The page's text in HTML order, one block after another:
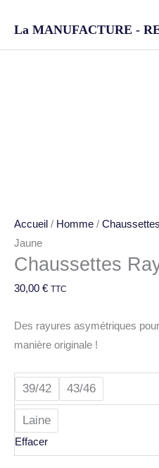
La MANUFACTURE -
Accueil / Homme / Chaussettes
Jaune
Chaussettes
30,00 € TTC
Des rayures asymétriques
manière originale !
39/42 43/46
Laine
Effacer